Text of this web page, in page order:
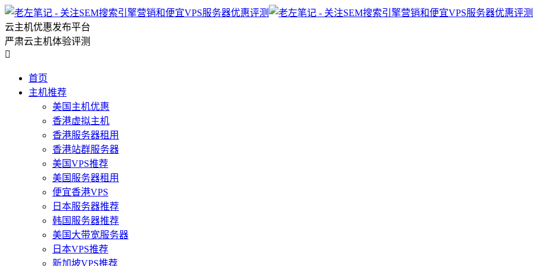
云主机优惠发布平台
严肃云主机体验评测

首页
主机推荐
美国主机优惠
香港虚拟主机
香港服务器租用
香港站群服务器
美国VPS推荐
美国服务器租用
便宜香港VPS
日本服务器推荐
韩国服务器推荐
美国大带宽服务器
日本VPS推荐
新加坡VPS推荐